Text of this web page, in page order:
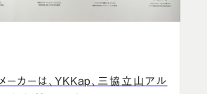
ーカーは、YKKap、三協立山アル